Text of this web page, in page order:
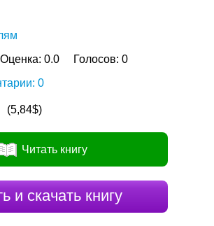
Оценка:0.0 Голосов:0
0
(5,84$)
Читать книгу
и скачать книгу